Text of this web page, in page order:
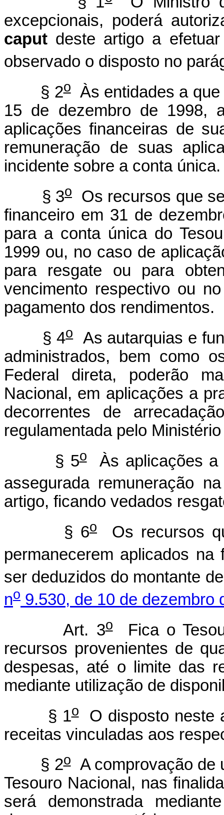
excepcionais, poderá
caput deste artigo a
observado o disposto no
§ 2oÀs entidades a que
15 de dezembro de 1998,
aplicações financeiras de
remuneração de suas
incidente sobre a conta única.
§ 3o
Os recursos que
financeiro em 31 de
para a conta única do
1999 ou, no caso de
para resgate ou para
vencimento respectivo ou
pagamento dos rendimentos.
§ 4oAs autarquias e
administrados, bem como
Federal direta, poderão
Nacional, em aplicações a
decorrentes de
regulamentada pelo
§ 5oÀs aplicações a
assegurada remuneração
artigo, ficando vedados
§ 6o
Os recursos
permanecerem aplicados
ser deduzidos do montante
no 9.530, de 10 de dezembro
Art. 3oFica o
recursos provenientes de
despesas, até o limite das
mediante utilização de
§ 1oO disposto neste
receitas vinculadas aos
§ 2oA comprovação de
Tesouro Nacional, nas
será demonstrada